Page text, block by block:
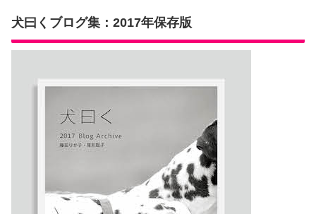
犬曰くブログ集：2017年保存版